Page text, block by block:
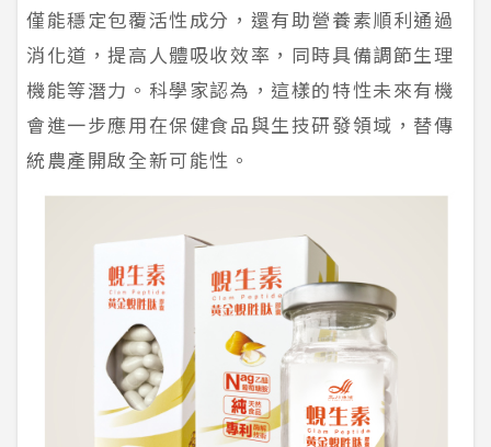
僅能穩定包覆活性成分，還有助營養素順利通過
消化道，提高人體吸收效率，同時具備調節生理
機能等潛力。科學家認為，這樣的特性未來有機
會進一步應用在保健食品與生技研發領域，替傳
統農產開啟全新可能性。